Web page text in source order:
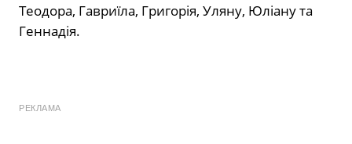
Теодора, Гавриїла, Григорія, Уляну, Юліану та
Геннадія.
РЕКЛАМА